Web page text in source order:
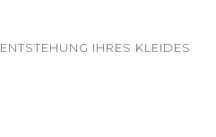
ENTSTEHUNG IHRES KLEIDES